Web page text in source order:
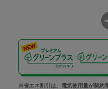
※省エネ割引は、電気使用量が契約